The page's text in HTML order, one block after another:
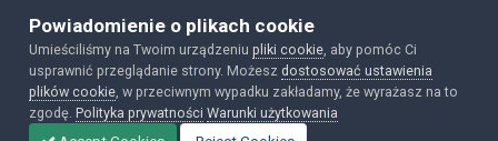
Polityka prywatności Ciasteczka
Powered by Invision Community
Powiadomienie o plikach cookie
Umieściliśmy na Twoim urządzeniupliki cookie , aby pomóc Ci
usprawnić przeglądanie strony. Możesz dostosować ustawienia
plików cookie , w przeciwnym wypadku zakładamy, że wyrażasz na to
zgodę.Polityka prywatności Warunki użytkowania